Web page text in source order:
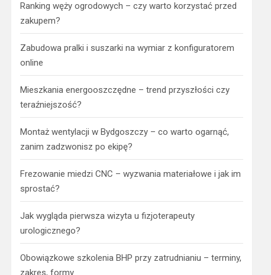
Ranking węży ogrodowych – czy warto korzystać przed
zakupem?
Zabudowa pralki i suszarki na wymiar z konfiguratorem
online
Mieszkania energooszczędne – trend przyszłości czy
teraźniejszość?
Montaż wentylacji w Bydgoszczy – co warto ogarnąć,
zanim zadzwonisz po ekipę?
Frezowanie miedzi CNC – wyzwania materiałowe i jak im
sprostać?
Jak wygląda pierwsza wizyta u fizjoterapeuty
urologicznego?
Obowiązkowe szkolenia BHP przy zatrudnianiu – terminy,
zakres, formy